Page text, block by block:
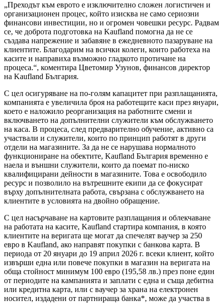
„Преходът към еврото е изключително сложен логистичен и
организационен процес, който изисква не само сериозни
финансови инвестиции, но и огромен човешки ресурс. Радвам
се, че доброта подготовка на Kaufland помогна да не се
създава напрежение и забавяне в ежедневното пазаруване на
клиентите. Благодарим на всички колеги, които работеха на
касите и направиха възможно гладкото протичане на
процеса.“, коментира Цветомир Узунов, финансов директор
на Kaufland България.
С цел осигуряване на по-голям капацитет при разплащанията,
компанията е увеличила броя на работещите каси през януари,
което е наложило реорганизация на работните смени и
включването на допълнителни служители към обслужването
на каса. В процеса, след предварително обучение, активно са
участвали и служители, които по принцип работят в други
отдели на магазините. За да не се нарушава нормалното
функциониране на обектите, Kaufland България временно е
наела и външни служители, които да поемат по-ниско
квалифицирани дейности в магазините. Това е освободило
ресурс и позволило на вътрешните екипи да се фокусират
върху допълнителната работа, свързана с обслужването на
клиентите в условията на двойно обращение.
С цел насърчаване на картовите разплащания и облекчаване
на работата на касите, Kaufland стартира компания, в която
клиентите на веригата ще могат да спечелят ваучер за 250
евро в Kaufland, ако направят покупки с банкова карта. В
периода от 20 януари до 19 април 2026 г. всеки клиент, който
извърши една или повече покупки в магазин на веригата на
обща стойност минимум 100 евро (195,58 лв.) през поне един
от периодите на кампанията и заплати с една и съща дебитна
или кредитна карта, или с ваучер за храна на електронен
носител, издадени от партнираща банка*, може да участва в